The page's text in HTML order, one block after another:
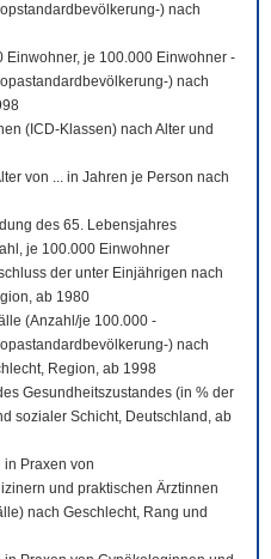
) nach
Einwohner, je 100.000 Einwohner -
) nach
(ICD-Klassen) nach Alter und
von ... in Jahren je Person nach
des 65. Lebensjahres
je 100.000 Einwohner
der unter Einjährigen nach
ab 1980
(Anzahl/je 100.000 -
) nach
Region, ab 1998
Gesundheitszustandes (in % der
sozialer Schicht, Deutschland, ab
in Praxen von
und praktischen Ärztinnen
nach Geschlecht, Rang und